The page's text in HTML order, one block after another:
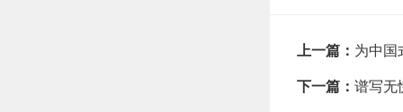
上一篇： 为中国
下一篇： 谱写无